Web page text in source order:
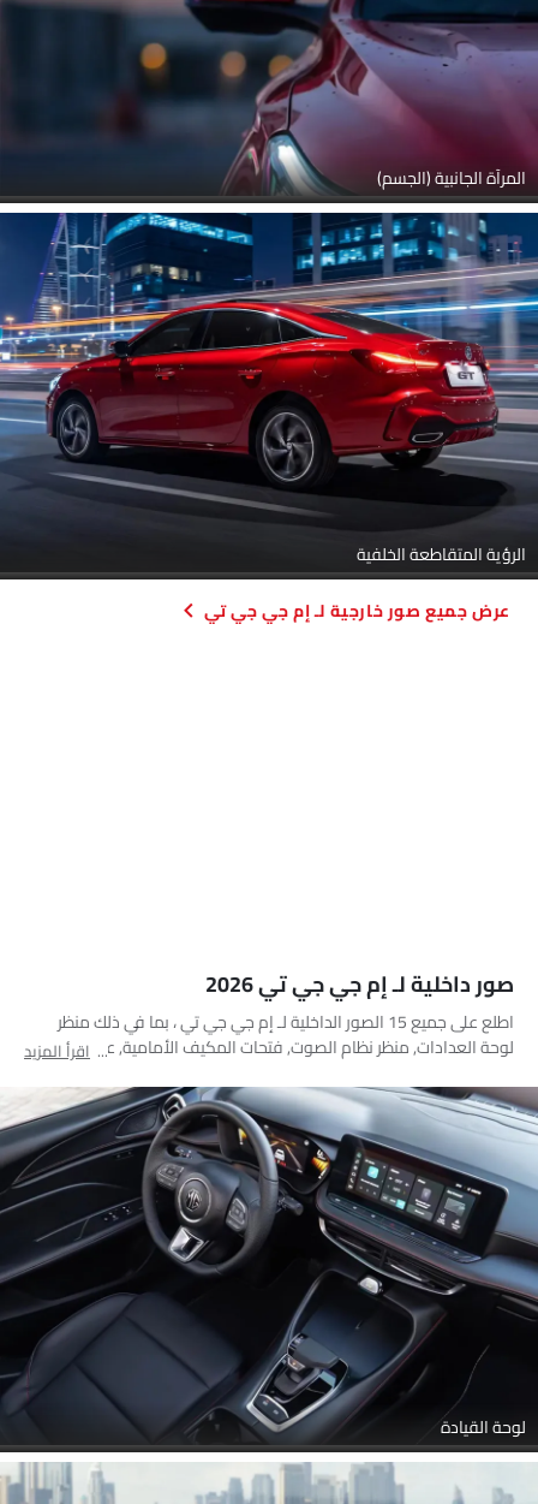
المرآة الجانبية (الجسم)
الرؤية المتقاطعة الخلفية
صور خارجية لـ إم جي جي تي
صور داخلية لـ إم جي جي تي 2026
اطلع على جميع 15 الصور الداخلية لـ إم جي جي تي ، بما في ذلك منظر
لوحة العدادات, منظر نظام الصوت, فتحات المكيف الأمامية, عجلة القيادة,
المقعد, منفذ ملحقات الطاقة, مغير السرعات, عناصر التحكم في باب جانب
السائق من الداخل, جهاز تحديد المواقع, مسند رأس المقعد الأمامي,
فتحات تكييف جانبية أمامية, مساعدة الركن
اقرأ المزيد
لوحة القيادة